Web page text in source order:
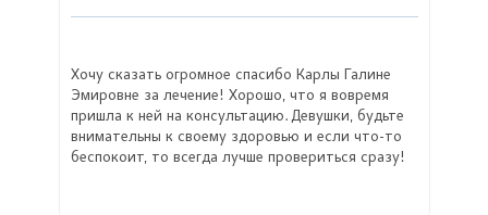
Хочу сказать огромное спасибо Карлы Галине
Эмировне за лечение! Хорошо, что я вовремя
пришла к ней на консультацию. Девушки, будьте
внимательны к своему здоровью и если что-то
беспокоит, то всегда лучше провериться сразу!